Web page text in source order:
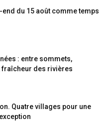
end du 15 août comme temps
: entre sommets,
fraîcheur des rivières
Quatre villages pour une